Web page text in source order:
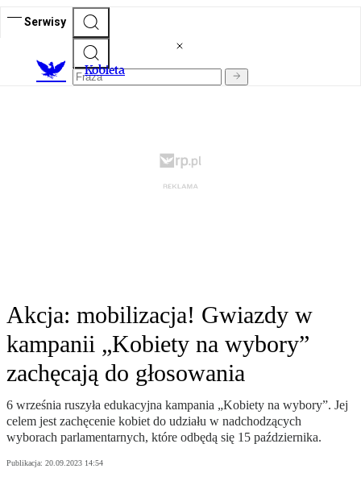
Serwisy
Kobieta
Akcja: mobilizacja! Gwiazdy w
kampanii „Kobiety na wybory”
zachęcają do głosowania
6 września ruszyła edukacyjna kampania „Kobiety na wybory”. Jej
celem jest zachęcenie kobiet do udziału w nadchodzących
wyborach parlamentarnych, które odbędą się 15 października.
Publikacja: 20.09.2023 14:54